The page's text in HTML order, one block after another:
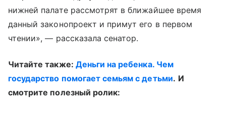
нижней палате рассмотрят в ближайшее время
данный законопроект и примут его в первом
чтении», — рассказала сенатор.
Читайте также: Деньги на ребенка. Чем
государство помогает семьям с детьми. И
смотрите полезный ролик: